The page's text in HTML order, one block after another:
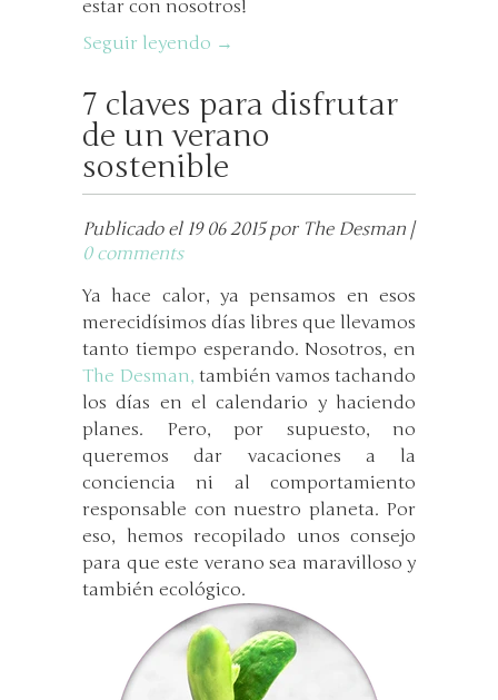
estar con nosotros!
Seguir leyendo →
7 claves para disfrutar
de un verano
sostenible
Publicado el 19 06 2015 por The Desman |
0 comments
Ya hace calor, ya pensamos en esos
merecidísimos días libres que llevamos
tanto tiempo esperando. Nosotros, en
The Desman, también vamos tachando
los días en el calendario y haciendo
planes. Pero, por supuesto, no
queremos dar vacaciones a la
conciencia ni al comportamiento
responsable con nuestro planeta. Por
eso, hemos recopilado unos consejo
para que este verano sea maravilloso y
también ecológico.